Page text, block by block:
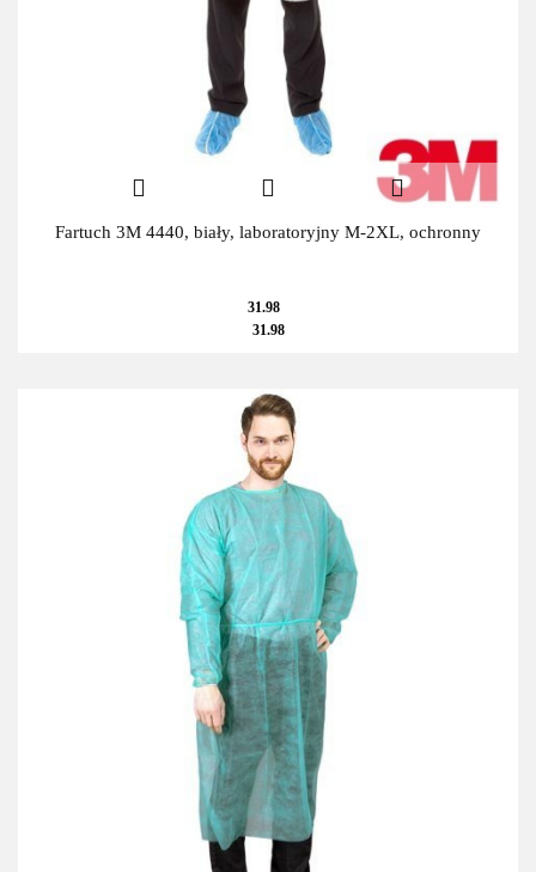
Fartuch 3M 4440, biały, laboratoryjny M-2XL, ochronny
31.98
31.98